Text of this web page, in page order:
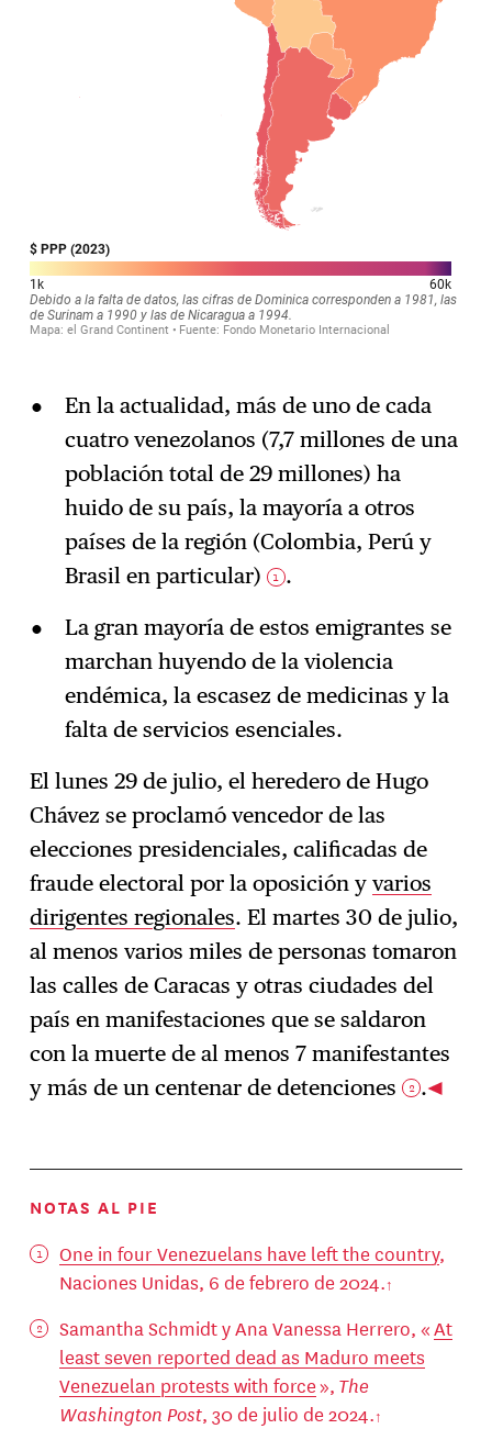
En la actualidad, más de uno de cada
cuatro venezolanos (7,7 millones de una
población total de 29 millones) ha
huido de su país, la mayoría a otros
países de la región (Colombia, Perú y
Brasil en particular)
1 .
La gran mayoría de estos emigrantes se
marchan huyendo de la violencia
endémica, la escasez de medicinas y la
falta de servicios esenciales.
El lunes 29 de julio, el heredero de Hugo
Chávez se proclamó vencedor de las
elecciones presidenciales, calificadas de
fraude electoral por la oposición yvarios
dirigentes regionales. El martes 30 de julio,
al menos varios miles de personas tomaron
las calles de Caracas y otras ciudades del
país en manifestaciones que se saldaron
con la muerte de al menos 7 manifestantes
y más de un centenar de detenciones 2 .
NOTAS AL PIE
One in four Venezuelans have left the country,
Naciones Unidas, 6 de febrero de 2024.
Samantha Schmidt y Ana Vanessa Herrero, «At
least seven reported dead as Maduro meets
Venezuelan protests with force», The
Washington Post, 30 de julio de 2024.